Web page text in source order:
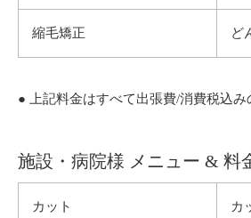
縮毛矯正 ど
● 上記料金はすべて出張費/消費税込み
施設・病院様 メニュー & 料
カット カ